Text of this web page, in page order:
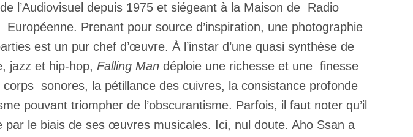
l’Audiovisuel depuis 1975 et siégeant à la Maison de Radio
Prenant pour source d’inspiration, une photographie
est un pur chef d’œuvre. À l’instar d’une quasi synthèse de
jazz et hip-hop, Falling Man déploie une richesse et une finesse
sonores, la pétillance des cuivres, la consistance profonde
pouvant triompher de l’obscurantisme. Parfois, il faut noter qu’il
par le biais de ses œuvres musicales. Ici, nul doute. Aho Ssan a